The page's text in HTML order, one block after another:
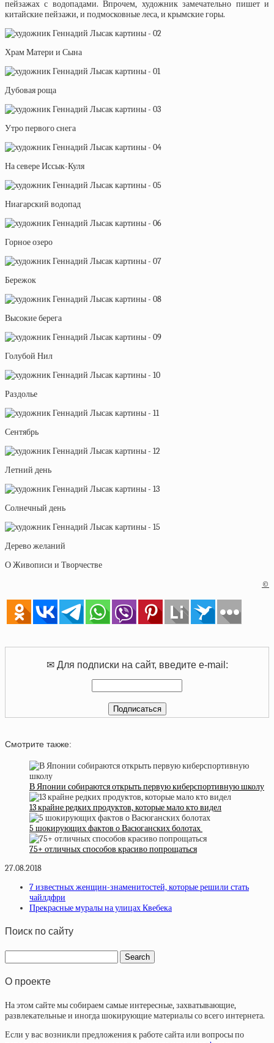
пейзажах с водопадами. Впрочем, художник замечательно пишет и
китайские пейзажи, и подмосковные леса, и крымские горы.
Храм Матери и Сына
Дубовая роща
Утро первого снега
На севере Иссык-Куля
Ниагарский водопад
Горное озеро
Бережок
Высокие берега
Голубой Нил
Раздолье
Сентябрь
Летний день
Солнечный день
Дерево желаний
О Живописи и Творчестве
©
✉ Для подписки на сайт, введите e-mail:
Смотрите также:
В Японии собираются открыть первую киберспортивную школу
13 крайне редких продуктов, которые мало кто видел
5 шокирующих фактов о Васюганских болотах
75+ отличных способов красиво попрощаться
27.08.2018
7 известных женщин-знаменитостей, которые решили стать
чайлдфри
Прекрасные муралы на улицах Квебека
Поиск по сайту
О проекте
На этом сайте мы собираем самые интересные, захватывающие,
развлекательные и иногда шокирующие материалы со всего интернета.
Если у вас возникли предложения к работе сайта или вопросы по